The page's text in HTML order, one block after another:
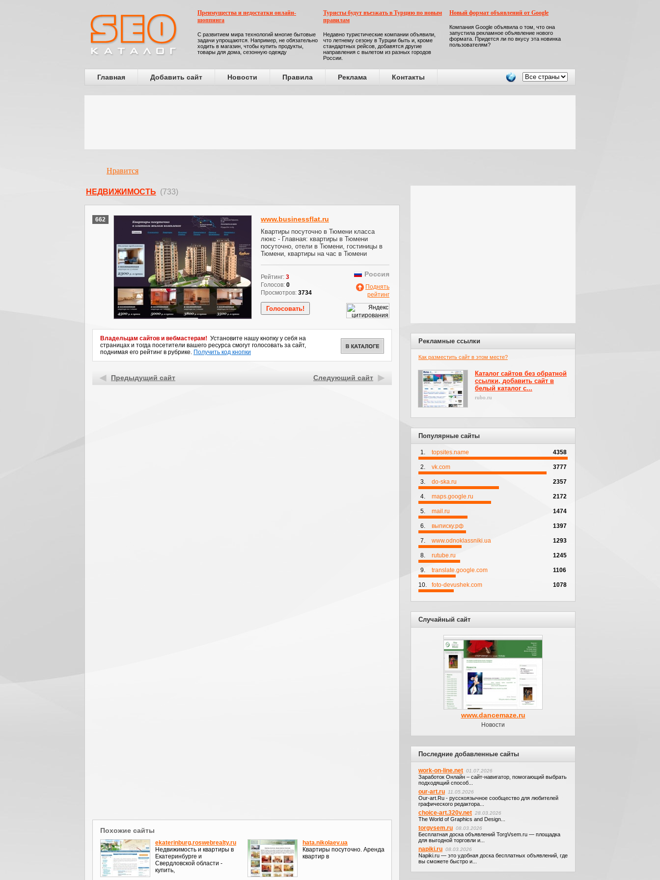
Преимущества и недостатки онлайн-
шоппинга
С развитием мира технологий многие бытовые
задачи упрощаются. Например, не обязательно
ходить в магазин, чтобы купить продукты,
товары для дома, сезонную одежду
Туристы будут въезжать в Турцию по новым
правилам
Недавно туристические компании объявили,
что летнему сезону в Турции быть и, кроме
стандартных рейсов, добавятся другие
направления с вылетом из разных городов
России.
Новый формат объявлений от Google
Компания Google объявила о том, что она
запустила рекламное объявление нового
формата. Придется ли по вкусу эта новинка
пользователям?
Главная Добавить сайт Новости Правила Реклама Контакты
Нравится
НЕДВИЖИМОСТЬ (733)
662 www.businessflat.ru
Квартиры посуточно в Тюмени класса
люкс - Главная: квартиры в Тюмени
посуточно, отели в Тюмени, гостиницы в
Тюмени, квартиры на час в Тюмени
Рейтинг: 3
Голосов: 0
Просмотров: 3734
Россия
Поднять
рейтинг
Владельцам сайтов и вебмастерам! Установите нашу кнопку у себя на
страницах и тогда посетители вашего ресурса смогут голосовать за сайт,
поднимая его рейтинг в рубрике. Получить код кнопки
Предыдущий сайт Следующий сайт
Похожие сайты
ekaterinburg.roswebrealty.ru
Недвижимость и квартиры в
Екатеринбурге и
Свердловской области -
купить,
hata.nikolaev.ua
Квартиры посуточно. Аренда
квартир в
Рекламные ссылки
Как разместить сайт в этом месте?
Каталог сайтов без обратной
ссылки, добавить сайт в
белый каталог с...
rubo.ru
Популярные сайты
1. topsites.name 4358
2. vk.com 3777
3. do-ska.ru 2357
4. maps.google.ru 2172
5. mail.ru 1474
6. выписку.рф 1397
7. www.odnoklassniki.ua 1293
8. rutube.ru 1245
9. translate.google.com 1106
10. foto-devushek.com 1078
Случайный сайт
www.dancemaze.ru
Новости
Последние добавленные сайты
work-on-line.net 01.07.2026
Заработок Онлайн – сайт-навигатор, помогающий выбрать
подходящий способ...
our-art.ru 11.05.2026
Our-art.Ru - русскоязычное сообщество для любителей
графического редактора...
choice-art.320v.net 28.03.2026
The World of Graphics and Design...
torgvsem.ru 08.03.2026
Бесплатная доска объявлений TorgVsem.ru — площадка
для выгодной торговли и...
napiki.ru 08.03.2026
Napiki.ru — это удобная доска бесплатных объявлений, где
вы сможете быстро и...